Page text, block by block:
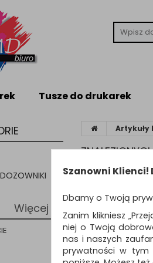
Tusze do drukarek
Więcej
Artykuły
Szanowni Klienci!
Dbamy o Twoją
Zanim klikniesz
niej o Twoją
nas i naszych
prywatności w tym